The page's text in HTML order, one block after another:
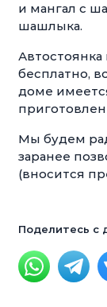
и мангал с
шашлыка.
бесплатно,
доме
Мы будем
заранее
(вносится
Поделитесь с